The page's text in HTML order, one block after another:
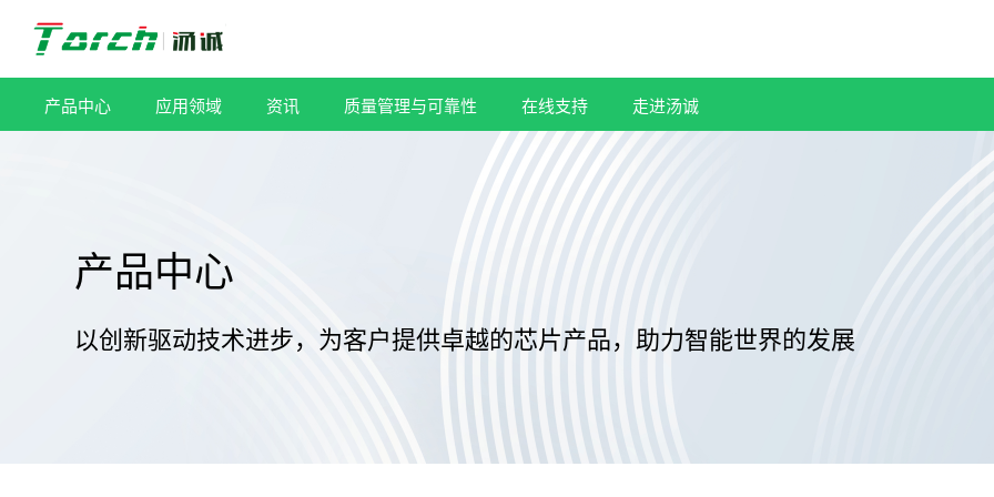
跳
过
内
产品中心 应用领域 资讯 质量管理与可靠性 在线支持 走进汤诚
产品中心
以创新驱动技术进步，为客户提供卓越的芯片产品，助力智能世界的发展